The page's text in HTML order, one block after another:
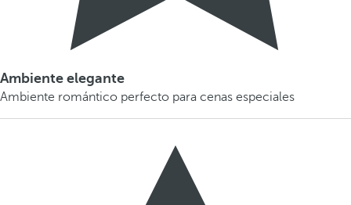
Ambiente elegante
Ambiente romántico perfecto para cenas especiales